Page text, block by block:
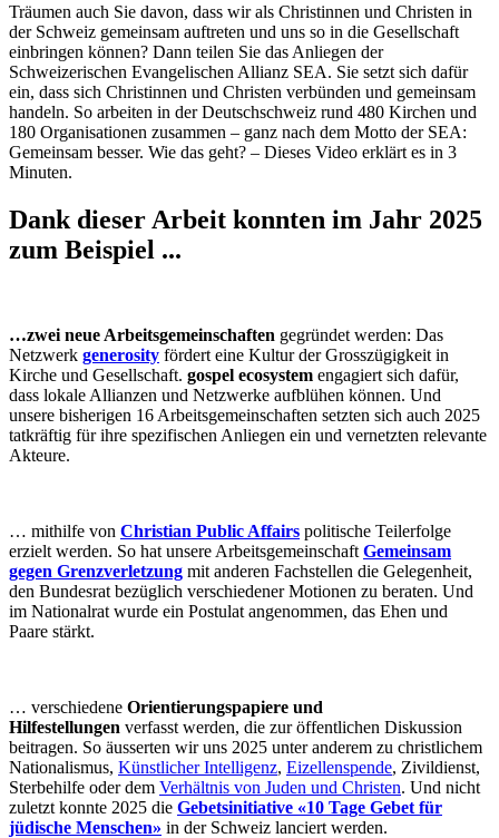
Träumen auch Sie davon, dass wir als Christinnen und Christen in
der Schweiz gemeinsam auftreten und uns so in die Gesellschaft
einbringen können? Dann teilen Sie das Anliegen der
Schweizerischen Evangelischen Allianz SEA. Sie setzt sich dafür
ein, dass sich Christinnen und Christen verbünden und gemeinsam
handeln. So arbeiten in der Deutschschweiz rund 480 Kirchen und
180 Organisationen zusammen – ganz nach dem Motto der SEA:
Gemeinsam besser. Wie das geht? – Dieses Video erklärt es in 3
Minuten.
Dank dieser Arbeit konnten im Jahr 2025
zum Beispiel ...
…zwei neue Arbeitsgemeinschaften gegründet werden: Das
Netzwerk generosity fördert eine Kultur der Grosszügigkeit in
Kirche und Gesellschaft. gospel ecosystem engagiert sich dafür,
dass lokale Allianzen und Netzwerke aufblühen können. Und
unsere bisherigen 16 Arbeitsgemeinschaften setzten sich auch 2025
tatkräftig für ihre spezifischen Anliegen ein und vernetzten relevante
Akteure.
… mithilfe von Christian Public Affairs politische Teilerfolge
erzielt werden. So hat unsere Arbeitsgemeinschaft Gemeinsam
gegen Grenzverletzung mit anderen Fachstellen die Gelegenheit,
den Bundesrat bezüglich verschiedener Motionen zu beraten. Und
im Nationalrat wurde ein Postulat angenommen, das Ehen und
Paare stärkt.
… verschiedene Orientierungspapiere und
Hilfestellungen verfasst werden, die zur öffentlichen Diskussion
beitragen. So äusserten wir uns 2025 unter anderem zu christlichem
Nationalismus, Künstlicher Intelligenz, Eizellenspende, Zivildienst,
Sterbehilfe oder dem Verhältnis von Juden und Christen. Und nicht
zuletzt konnte 2025 die Gebetsinitiative «10 Tage Gebet für
jüdische Menschen» in der Schweiz lanciert werden.